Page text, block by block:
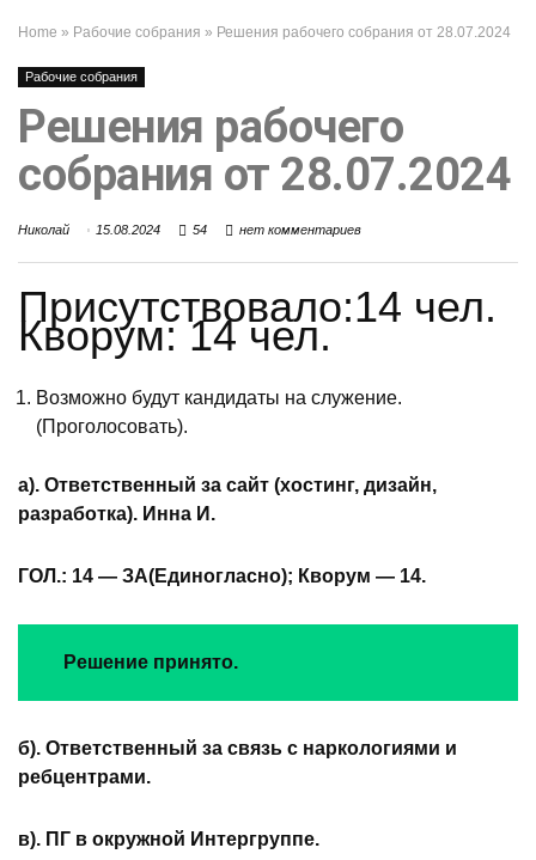
Home » Рабочие собрания » Решения рабочего собрания от 28.07.2024
Рабочие собрания
Решения рабочего
собрания от 28.07.2024
Николай 15.08.2024 54 нет комментариев
Присутствовало:14 чел.
Кворум: 14 чел.
Возможно будут кандидаты на служение.
(Проголосовать).
а). Ответственный за сайт (хостинг, дизайн,
разработка). Инна И.
ГОЛ.: 14 — ЗА(Единогласно); Кворум — 14.
Решение принято.
б). Ответственный за связь с наркологиями и
ребцентрами.
в). ПГ в окружной Интергруппе.